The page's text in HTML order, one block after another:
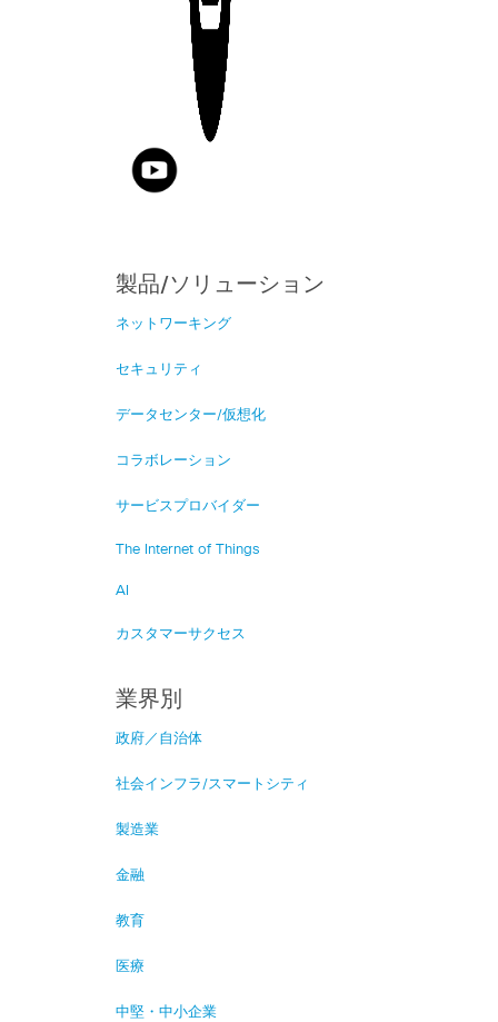
製品/ソリューション
ネットワーキング
セキュリティ
データセンター/仮想化
コラボレーション
サービスプロバイダー
The Internet of Things
AI
カスタマーサクセス
業界別
政府／自治体
社会インフラ/スマートシティ
製造業
金融
教育
医療
中堅・中小企業